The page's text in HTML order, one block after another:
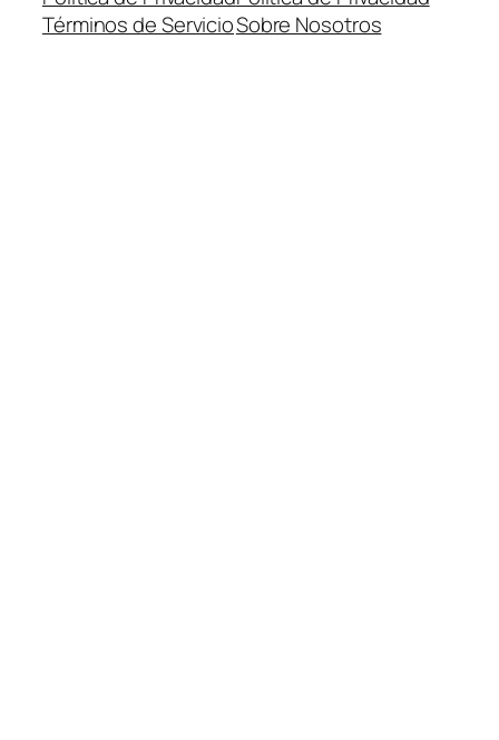
Términos de ServicioSobre Nosotros